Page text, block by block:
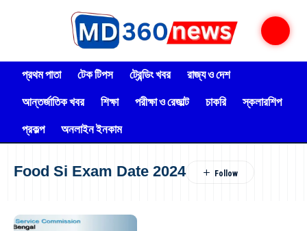
প্রথম পাতা টেক টিপস ট্রেন্ডিং খবর
রাজ্য ও দেশ
আন্তর্জাতিক খবর
শিক্ষা পরীক্ষা ও রেজাল্ট চাকরি
স্কলারশিপ
প্রকল্প
অনলাইন ইনকাম
Food Si Exam Date 2024